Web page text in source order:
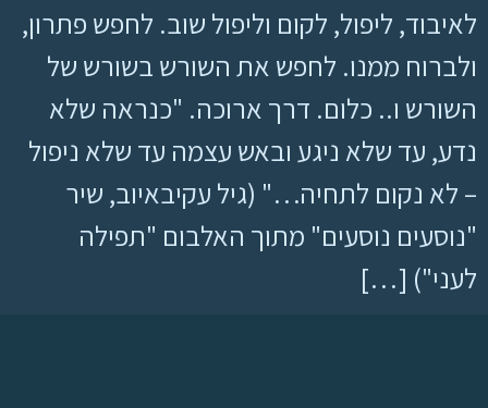
לאיבוד, ליפול, לקום וליפול שוב. לחפש פתרון,
ולברוח ממנו. לחפש את השורש בשורש של
השורש ו.. כלום. דרך ארוכה. "כנראה שלא
נדע, עד שלא ניגע ובאש עצמה עד שלא ניפול
– לא נקום לתחיה…" (גיל עקיבאיוב, שיר
"נוסעים נוסעים" מתוך האלבום "תפילה
לעני") […]